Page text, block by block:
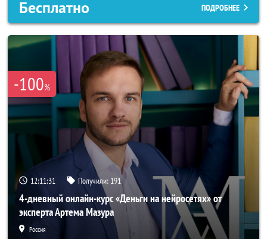
Бесплатно ПОДРОБНЕЕ
-100%
12:11:29 Получили: 191
4-дневный онлайн-курс «Деньги на нейросетях» от
эксперта Артема Мазура
Россия